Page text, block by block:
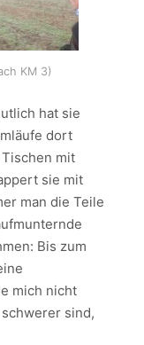
KM 3)
hat sie
dort
mit
sie mit
man die Teile
Bis zum
mich nicht
sind,